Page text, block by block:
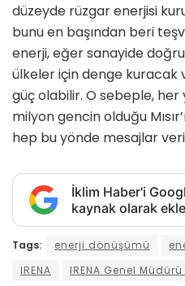
düzeyde rüzgar enerjisi
bunu en başından beri
enerji, eğer sanayide
ülkeler için denge
güç olabilir. O sebeple, her
milyon gencin olduğu
hep bu yönde mesajlar
İklim Haber'i
kaynak olarak
Tags: enerji dönüşümü
IRENA
IRENA Genel